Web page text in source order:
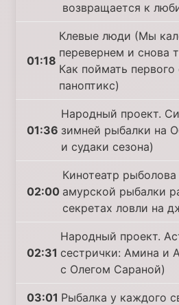
возвращается к
01:18
Клевые люди (Мы
перевернем и снова
Как поймать первого
паноптикс)
01:36
Народный проект.
зимней рыбалки на
и судаки сезона)
02:00
Кинотеатр
амурской рыбалки
секретах ловли на
02:31
Народный проект.
сестрички: Амина и
с Олегом Сараной)
03:01 Рыбалка у каждого